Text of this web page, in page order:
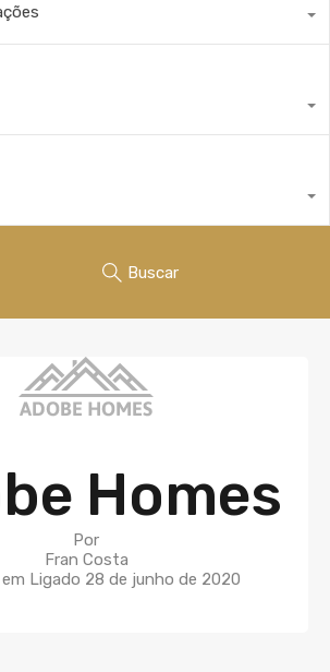
Buscar
Homes
Por
Fran Costa
Ligado 28 de junho de 2020